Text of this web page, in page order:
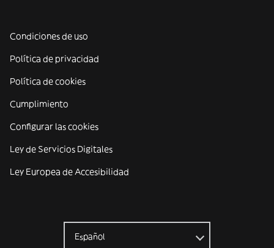
Condiciones de uso
Política de privacidad
Política de cookies
Cumplimiento
Configurar las cookies
Ley de Servicios Digitales
Ley Europea de Accesibilidad